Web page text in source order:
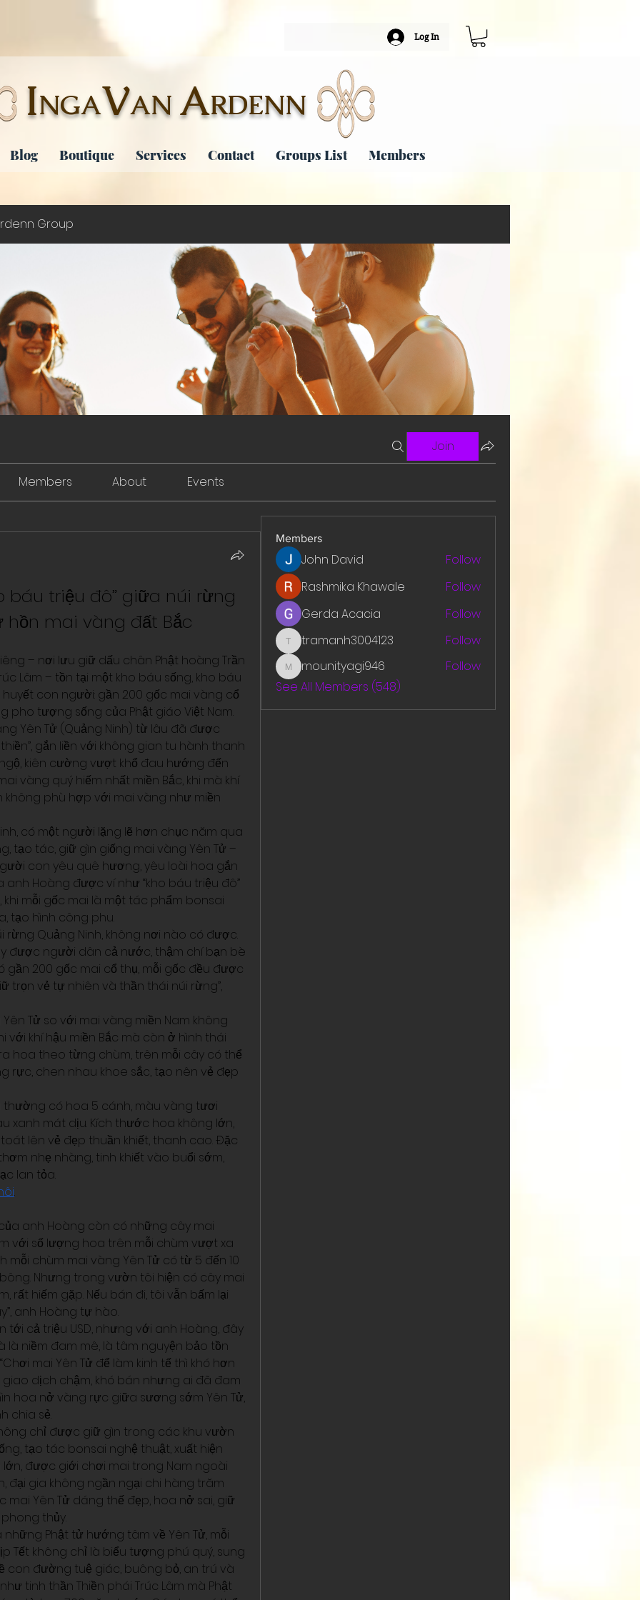
Log In
INGAVAN ARDENN
Blog Boutique Services Contact Groups List Members
Group
Join
Members About Events
báu triệu đô” giữa núi rừng
hồn mai vàng đất Bắc
– nơi lưu giữ dấu chân Phật hoàng Trần
Lâm – tồn tại một kho báu sống, kho báu
con người: gần 200 gốc mai vàng cổ
Yên Tử (Quảng Ninh) từ lâu đã được
gắn liền với không gian tu hành thanh
kiên cường vượt khổ đau hướng đến
vàng quý hiếm nhất miền Bắc, khi mà khí
không phù hợp với mai vàng như miền
có một người lặng lẽ hơn chục năm qua
tạo tác, giữ gìn giống mai vàng Yên Tử –
con yêu quê hương, yêu loài hoa gắn
anh Hoàng được ví như “kho báu triệu đô”
khi mỗi gốc mai là một tác phẩm bonsai
tạo hình công phu.
rừng Quảng Ninh, không nơi nào có được.
được người dân cả nước, thậm chí bạn bè
gần 200 gốc mai cổ thụ, mỗi gốc đều được
trọn vẻ tự nhiên và thần thái núi rừng”,
Tử so với mai vàng miền Nam không
với khí hậu miền Bắc mà còn ở hình thái
hoa theo từng chùm, trên mỗi cây có thể
rực, chen nhau khoe sắc, tạo nên vẻ đẹp
thường có hoa 5 cánh, màu vàng tươi
xanh mát dịu. Kích thước hoa không lớn,
lên vẻ đẹp thuần khiết, thanh cao. Đặc
nhẹ nhàng, tinh khiết vào buổi sớm,
lan tỏa.
.
anh Hoàng còn có những cây mai
với số lượng hoa trên mỗi chùm vượt xa
mỗi chùm mai vàng Yên Tử có từ 5 đến 10
Nhưng trong vườn tôi hiện có cây mai
rất hiếm gặp. Nếu bán đi, tôi vẫn bấm lại
anh Hoàng tự hào.
cả triệu USD, nhưng với anh Hoàng, đây
là niềm đam mê, là tâm nguyện bảo tồn
mai Yên Tử để làm kinh tế thì khó hơn
giao dịch chậm, khó bán nhưng ai đã đam
hoa nở vàng rực giữa sương sớm Yên Tử,
chia sẻ.
chỉ được giữ gìn trong các khu vườn
tạo tác bonsai nghệ thuật, xuất hiện
được giới chơi mai trong Nam ngoài
đại gia không ngần ngại chi hàng trăm
mai Yên Tử dáng thế đẹp, hoa nở sai, giữ
thủy.
Phật tử hướng tâm về Yên Tử, mỗi
Tết không chỉ là biểu tượng phú quý, sung
con đường tuệ giác, buông bỏ, an trú và
tinh thần Thiền phái Trúc Lâm mà Phật
Members
John David
Follow
Rashmika Khawale
Follow
Gerda Acacia
Follow
tramanh3004123
tramanh3004123 Follow
mounityagi946
mounityagi946
Follow
See All Members (548)